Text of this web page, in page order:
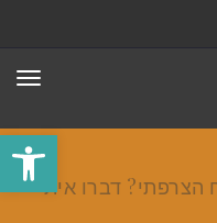
פתח
דברו איתי